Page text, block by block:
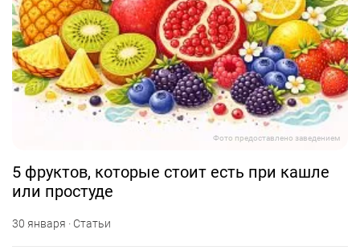
Фото предоставлено заведением
5 фруктов, которые стоит есть при кашле
или простуде
30 января · Статьи